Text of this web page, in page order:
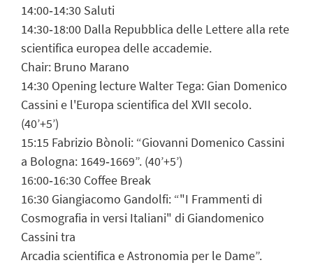
14:00‐14:30 Saluti
14:30‐18:00 Dalla Repubblica delle Lettere alla rete
scientifica europea delle accademie.
Chair: Bruno Marano
14:30 Opening lecture Walter Tega: Gian Domenico
Cassini e l'Europa scientifica del XVII secolo.
(40’+5’)
15:15 Fabrizio Bònoli: “Giovanni Domenico Cassini
a Bologna: 1649‐1669”. (40’+5’)
16:00‐16:30 Coffee Break
16:30 Giangiacomo Gandolfi: “"I Frammenti di
Cosmografia in versi Italiani" di Giandomenico
Cassini tra
Arcadia scientifica e Astronomia per le Dame”.